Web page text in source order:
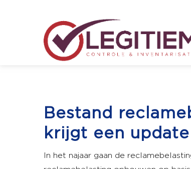
Bestand
krijgt een update
In het najaar gaan de